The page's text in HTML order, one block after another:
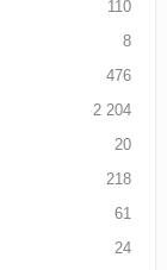
110
8
476
2 204
20
218
61
24